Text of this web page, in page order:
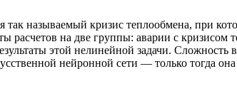
называемый кризис теплообмена, при
расчетов на две группы: аварии с
этой нелинейной задачи.
нейронной сети — только тогда